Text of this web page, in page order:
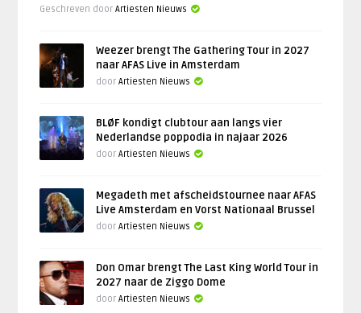
Geschreven doorArtiesten Nieuws
Weezer brengt The Gathering Tour in 2027
naar AFAS Live in Amsterdam
doorArtiesten Nieuws
BLØF kondigt clubtour aan langs vier
Nederlandse poppodia in najaar 2026
doorArtiesten Nieuws
Megadeth met afscheidstournee naar AFAS
Live Amsterdam en Vorst Nationaal Brussel
doorArtiesten Nieuws
Don Omar brengt The Last King World Tour in
2027 naar de Ziggo Dome
doorArtiesten Nieuws